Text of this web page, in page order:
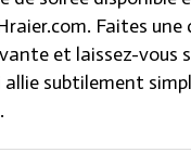
Faites
et laissez-vous
allie subtilement